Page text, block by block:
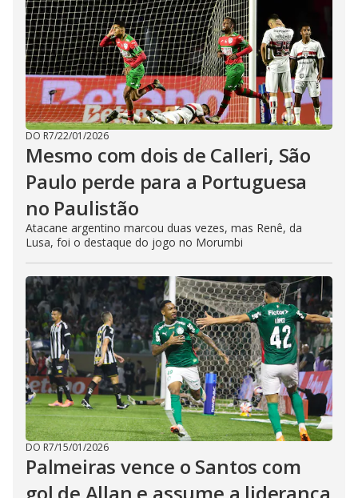
DO R7/22/01/2026
Mesmo com dois de Calleri, São
Paulo perde para a Portuguesa
no Paulistão
Atacane argentino marcou duas vezes, mas Renê, da
Lusa, foi o destaque do jogo no Morumbi
DO R7/15/01/2026
Palmeiras vence o Santos com